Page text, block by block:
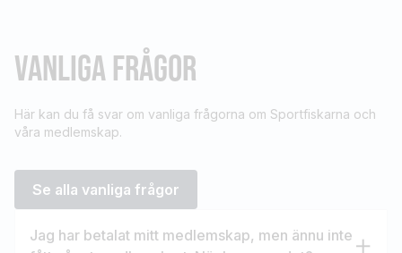
VANLIGA FRÅGOR
Här kan du få svar om vanliga frågorna om Sportfiskarna och
våra medlemskap.
Se alla vanliga frågor
Jag har betalat mitt medlemskap, men ännu inte